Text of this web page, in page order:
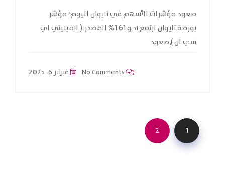
صعود مؤشرات الأسهم في تايوان اليوم؛ مؤشر
بورصة تايوان ارتفع نحو 1.61% المصدر ( انفينيتي اي
سي ان ),صعود
فبراير 6، 2025
1
2